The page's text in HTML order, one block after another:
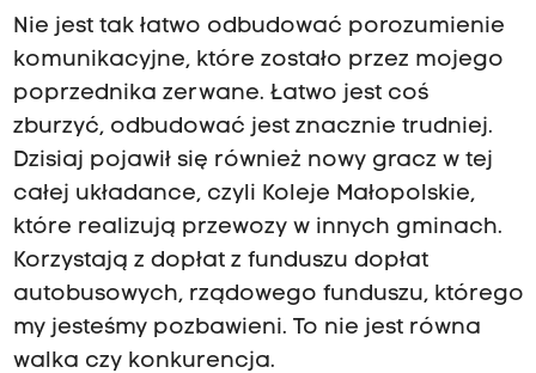
Nie jest tak łatwo odbudować porozumienie
komunikacyjne, które zostało przez mojego
poprzednika zerwane. Łatwo jest coś
zburzyć, odbudować jest znacznie trudniej.
Dzisiaj pojawił się również nowy gracz w tej
całej układance, czyli Koleje Małopolskie,
które realizują przewozy w innych gminach.
Korzystają z dopłat z funduszu dopłat
autobusowych, rządowego funduszu, którego
my jesteśmy pozbawieni. To nie jest równa
walka czy konkurencja.